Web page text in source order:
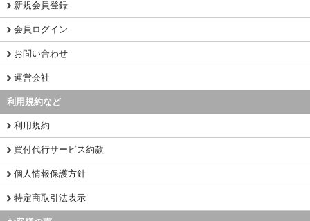
新規会員登録
会員ログイン
お問い合わせ
運営会社
利用規約など
利用規約
買付代行サービス約款
個人情報保護方針
特定商取引法表示